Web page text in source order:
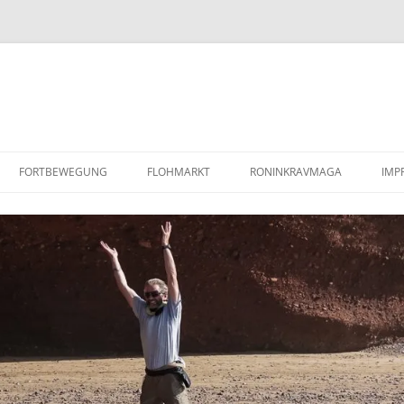
FORTBEWEGUNG FLOHMARKT
LUFTLANDEBLECHE
REPARATURANLEITUNG/WERKSTATTHANDBUCH
DEFENDER TD5
RONINKRAVMAGA
KOBUDO
MINDFULNESS BASED STRESS
REDUCTION (MBSR)
(WILDNISPÄDAGOGIK)
BARFUSSLAUFEN